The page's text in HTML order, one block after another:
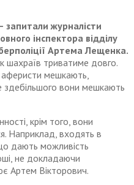
запитали журналісти
інспектора відділу
Артема Лещенка.
шахраїв триватиме довго.
мешкають,
здебільшого вони мешкають
крім того, вони
Наприклад, входять в
дають можливість
не докладаючи
Артем Вікторович.